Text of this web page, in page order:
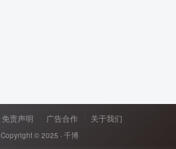
免责声明 广告合作 关于我们
Copyright © 2025 · 千博